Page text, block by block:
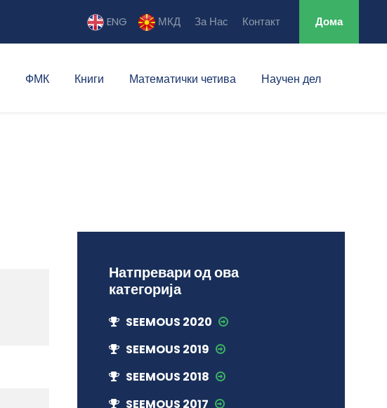
ENG МКД За Нас Контакт Дома
ФМК Книги Математички четива Научен дел
Натпревари од ова
категорија
SEEMOUS 2020
SEEMOUS 2019
SEEMOUS 2018
SEEMOUS 2017